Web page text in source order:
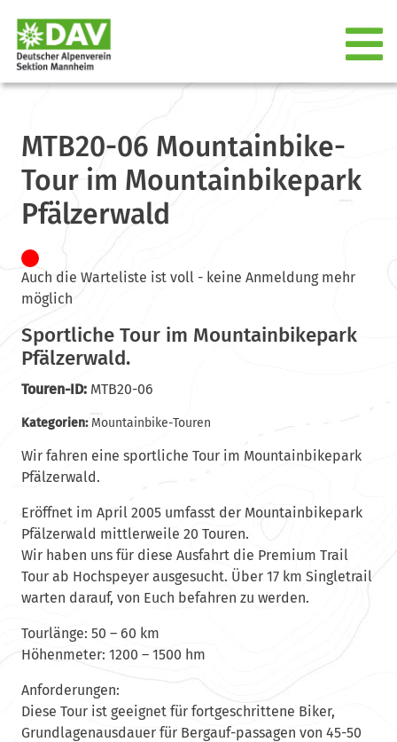
MTB20-06 Mountainbike-
Tour im Mountainbikepark
Pfälzerwald
Auch die Warteliste ist voll - keine Anmeldung mehr
möglich
Sportliche Tour im Mountainbikepark
Pfälzerwald.
Touren-ID:MTB20-06
Kategorien: Mountainbike-Touren
Wir fahren eine sportliche Tour im Mountainbikepark
Pfälzerwald.
Eröffnet im April 2005 umfasst der Mountainbikepark
Pfälzerwald mittlerweile 20 Touren.
Wir haben uns für diese Ausfahrt die Premium Trail
Tour ab Hochspeyer ausgesucht. Über 17 km Singletrail
warten darauf, von Euch befahren zu werden.
Tourlänge: 50 – 60 km
Höhenmeter: 1200 – 1500 hm
Anforderungen:
Diese Tour ist geeignet für fortgeschrittene Biker,
Grundlagenausdauer für Bergauf-passagen von 45-50